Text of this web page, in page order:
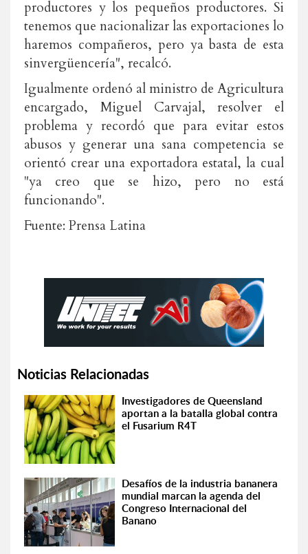
productores y los pequeños productores. Si
tenemos que nacionalizar las exportaciones lo
haremos compañeros, pero ya basta de esta
sinvergüencería", recalcó.
Igualmente ordenó al ministro de Agricultura
encargado, Miguel Carvajal, resolver el
problema y recordó que para evitar estos
abusos y generar una sana competencia se
orientó crear una exportadora estatal, la cual
"ya creo que se hizo, pero no está
funcionando".
Fuente: Prensa Latina
Noticias Relacionadas
Investigadores de Queensland
aportan a la batalla global contra
el Fusarium R4T
Desafíos de la industria bananera
mundial marcan la agenda del
Congreso Internacional del
Banano